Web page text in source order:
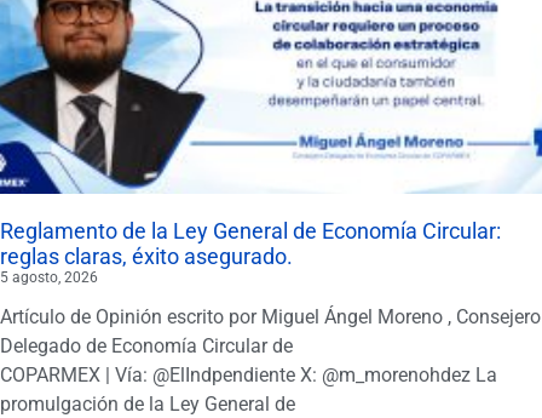
Reglamento de la Ley General de Economía Circular:
reglas claras, éxito asegurado.
5 agosto, 2026
Artículo de Opinión escrito por Miguel Ángel Moreno , Consejero
Delegado de Economía Circular de
COPARMEX | Vía: @ElIndpendiente X: @m_morenohdez La
promulgación de la Ley General de